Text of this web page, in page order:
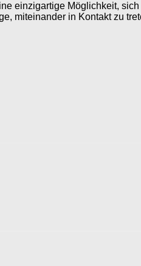
einzigartige Möglichkeit,
miteinander in Kontakt zu